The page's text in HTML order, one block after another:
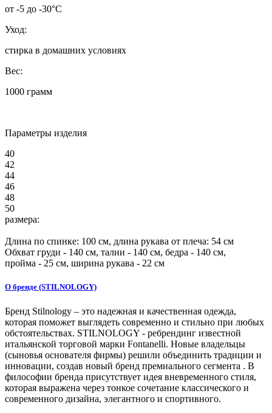
от -5 до -30°C
Уход:
стирка в домашних условиях
Вес:
1000 грамм
Параметры изделия
40
42
44
46
48
50
размера:
Длина по спинке: 100 см, длина рукава от плеча: 54 см
Обхват груди - 140 см, талии - 140 см, бедра - 140 см,
пройма - 25 см, ширина рукава - 22 см
О бренде (STILNOLOGY)
Бренд Stilnology – это надежная и качественная одежда,
которая поможет выглядеть современно и стильно при любых
обстоятельствах. STILNOLOGY - ребрендинг известной
итальянской торговой марки Fontanelli. Новые владельцы
(сыновья основателя фирмы) решили объединить традиции и
инновации, создав новый бренд премиального сегмента . В
философии бренда присутствует идея вневременного стиля,
которая выражена через тонкое сочетание классического и
современного дизайна, элегантного и спортивного.